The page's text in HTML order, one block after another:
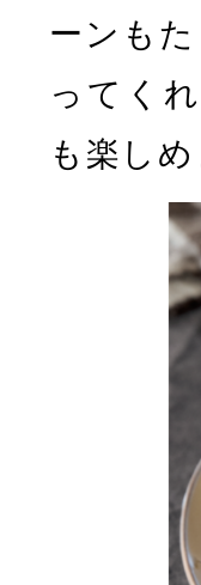
ーンも
ってく
も楽しめ